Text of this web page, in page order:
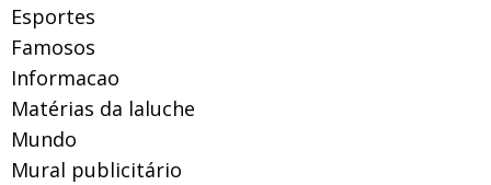
Esportes
Famosos
Informacao
Matérias da laluche
Mundo
Mural publicitário